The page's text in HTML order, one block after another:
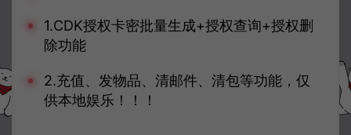
1.CDK授权卡密批量生成+授权查询+授权删
除功能
2.充值、发物品、清邮件、清包等功能，仅
供本地娱乐！！！